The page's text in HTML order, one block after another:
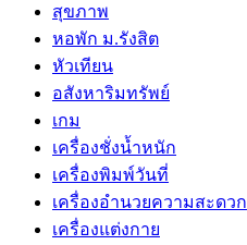
สุขภาพ
หอพัก ม.รังสิต
หัวเทียน
อสังหาริมทรัพย์
เกม
เครื่องชั่งน้ำหนัก
เครื่องพิมพ์วันที่
เครื่องอำนวยความสะดวก
เครื่องแต่งกาย